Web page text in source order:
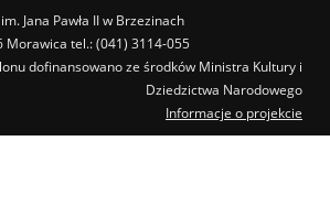
Jana Pawła II w Brzezinach
Morawica tel.: (041) 3114-055
dofinansowano ze środków Ministra Kultury i
Dziedzictwa Narodowego
Informacje o projekcie